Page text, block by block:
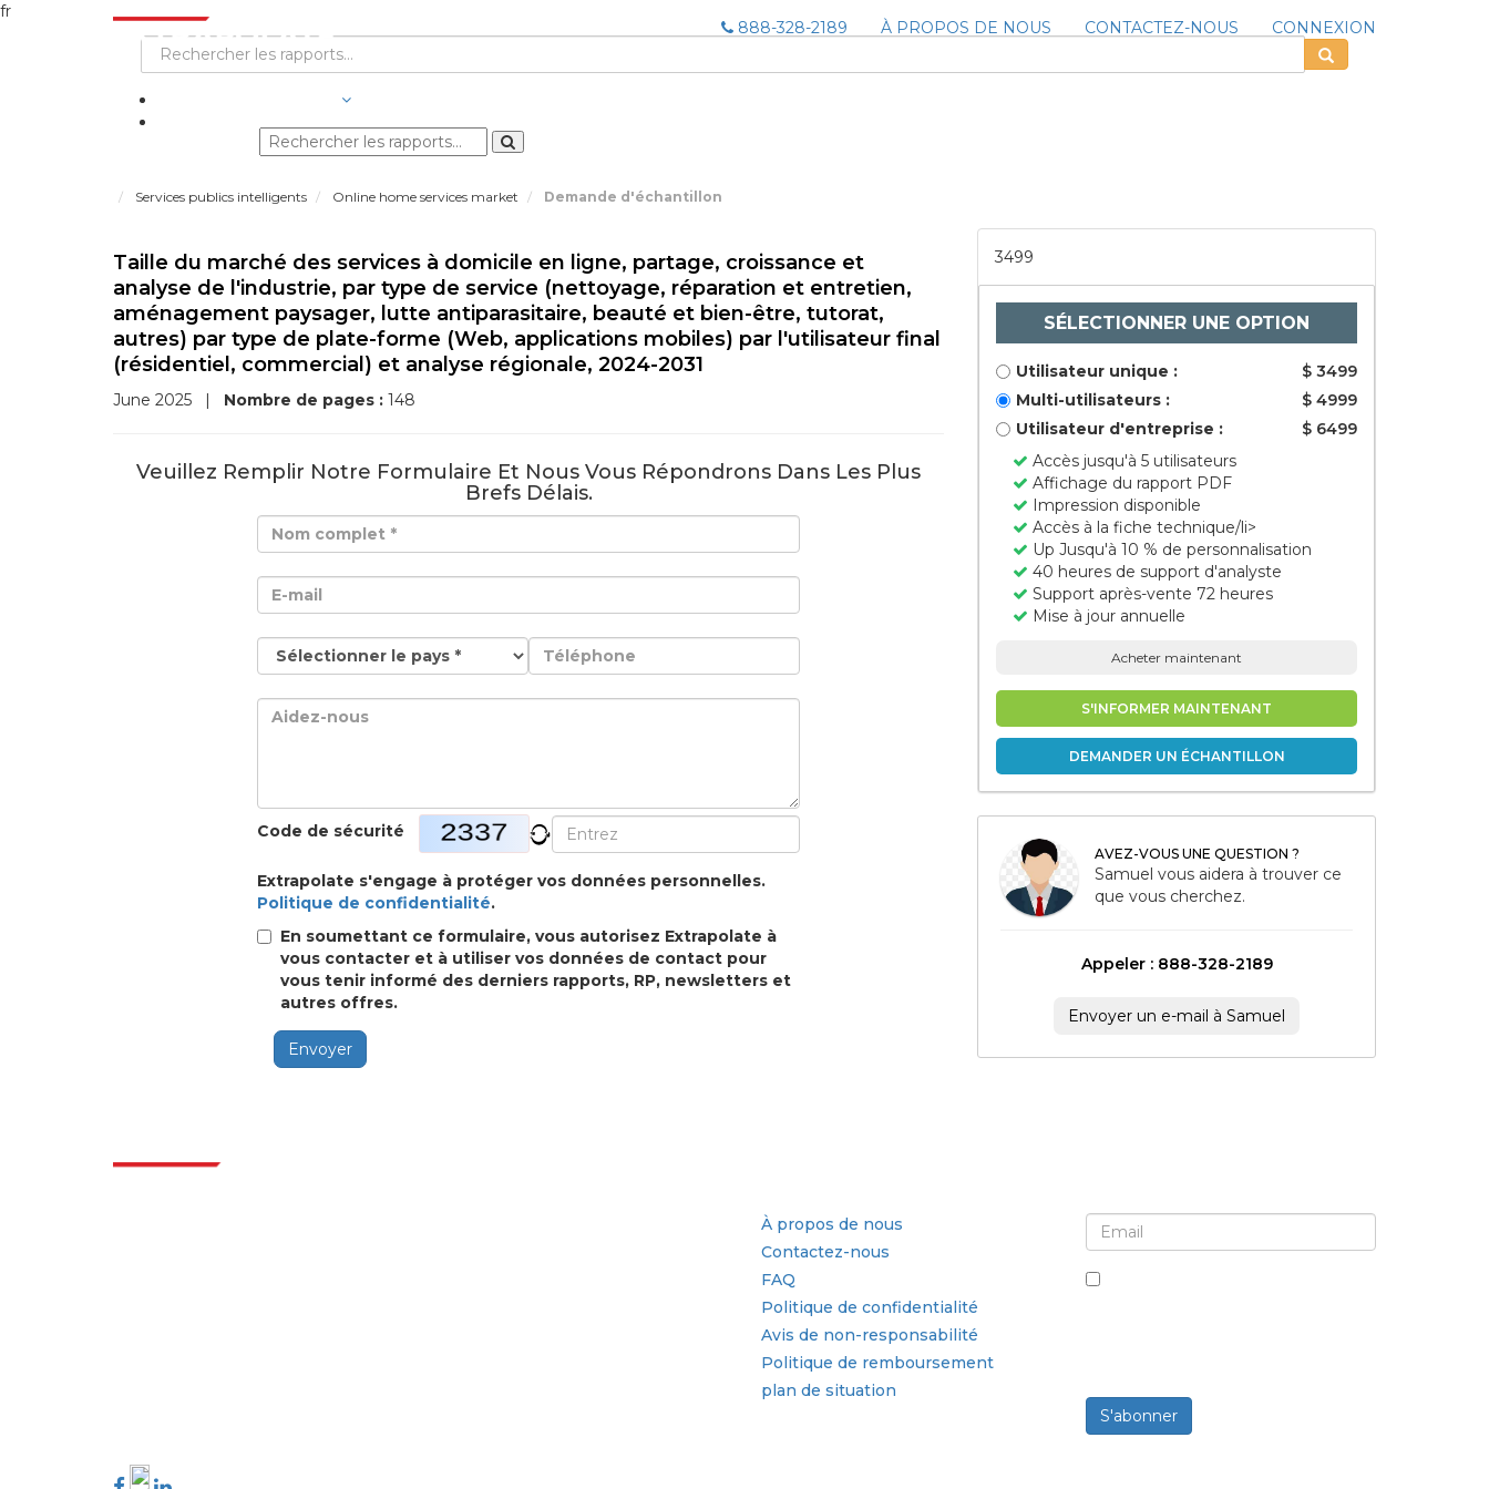
fr
888-328-2189
À PROPOS DE NOUS CONTACTEZ-NOUS CONNEXION
Services publics intelligents Online home services market Demande d'échantillon
Taille du marché des services à domicile en ligne, partage, croissance et
analyse de l'industrie, par type de service (nettoyage, réparation et entretien,
aménagement paysager, lutte antiparasitaire, beauté et bien-être, tutorat,
autres) par type de plate-forme (Web, applications mobiles) par l'utilisateur final
(résidentiel, commercial) et analyse régionale, 2024-2031
June 2025 | Nombre de pages : 148
Veuillez Remplir Notre Formulaire Et Nous Vous Répondrons Dans Les Plus
Brefs Délais.
Code de sécurité
Extrapolate s'engage à protéger vos données personnelles.
Politique de confidentialité.
En soumettant ce formulaire, vous autorisez Extrapolate à
vous contacter et à utiliser vos données de contact pour
vous tenir informé des derniers rapports, RP, newsletters et
autres offres.
Envoyer
3499
SÉLECTIONNER UNE OPTION
Utilisateur unique :
$ 3499
Multi-utilisateurs :
$ 4999
Utilisateur d'entreprise :
$ 6499
Accès jusqu'à 5 utilisateurs
Affichage du rapport PDF
Impression disponible
Accès à la fiche technique/li>
Up Jusqu'à 10 % de personnalisation
40 heures de support d'analyste
Support après-vente 72 heures
Mise à jour annuelle
Acheter maintenant
S'INFORMER MAINTENANT
DEMANDER UN ÉCHANTILLON
AVEZ-VOUS UNE QUESTION ?
Samuel vous aidera à trouver ce
que vous cherchez.
Appeler : 888-328-2189
Envoyer un e-mail à Samuel
À propos de nous
Contactez-nous
FAQ
Politique de confidentialité
Avis de non-responsabilité
Politique de remboursement
plan de situation
S'abonner